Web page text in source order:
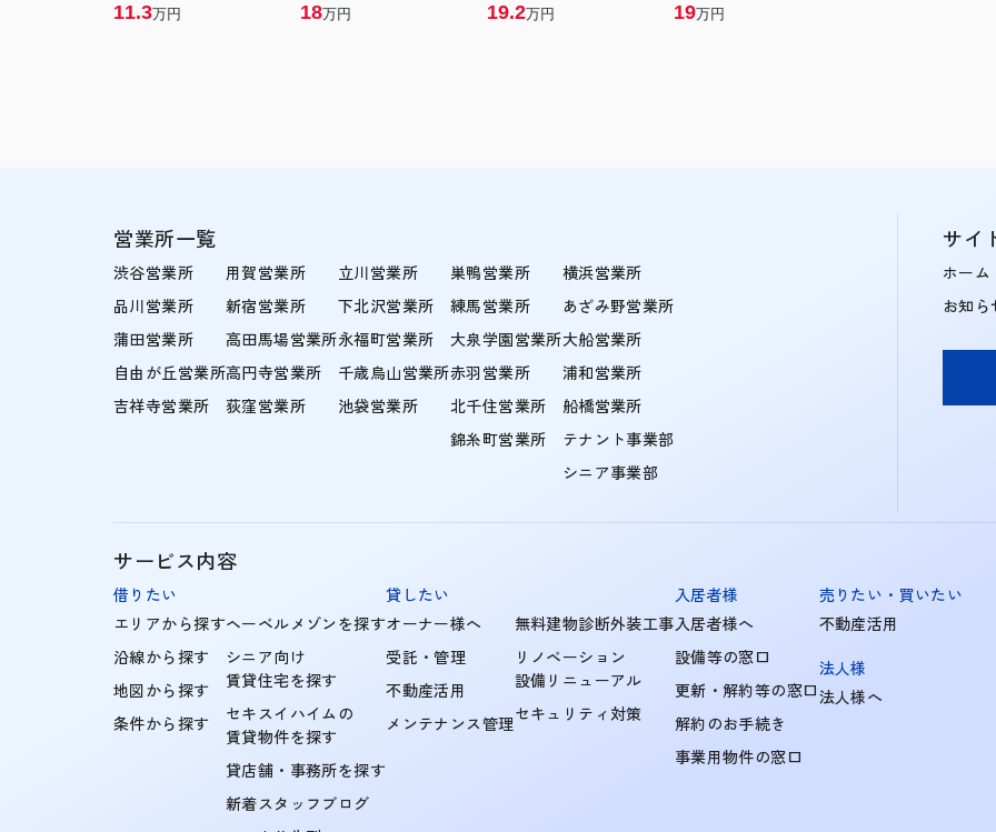
11.3万円 18万円 19.2万円 19万円
営業所一覧
渋谷営業所
品川営業所
蒲田営業所
自由が丘営業所
吉祥寺営業所
用賀営業所
新宿営業所
高田馬場営業所
高円寺営業所
荻窪営業所
立川営業所
下北沢営業所
永福町営業所
千歳烏山営業所
池袋営業所
巣鴨営業所
練馬営業所
大泉学園営業所
赤羽営業所
北千住営業所
錦糸町営業所
横浜営業所
あざみ野営業所
大船営業所
浦和営業所
船橋営業所
テナント事業部
シニア事業部
サイ
ホーム
お知ら
サービス内容
借りたい
エリアから探す
沿線から探す
地図から探す
条件から探す
ヘーベルメゾンを探す
シニア向け
賃貸住宅を探す
セキスイハイムの
賃貸物件を探す
貸店舗・事務所を探す
新着スタッフブログ
貸したい
オーナー様へ
受託・管理
不動産活用
メンテナンス管理
無料建物診断外装工事
リノベーション
設備リニューアル
セキュリティ対策
入居者様
入居者様へ
設備等の窓口
更新・解約等の窓口
解約のお手続き
事業用物件の窓口
売りたい・買いたい
不動産活用
法人様
法人様へ